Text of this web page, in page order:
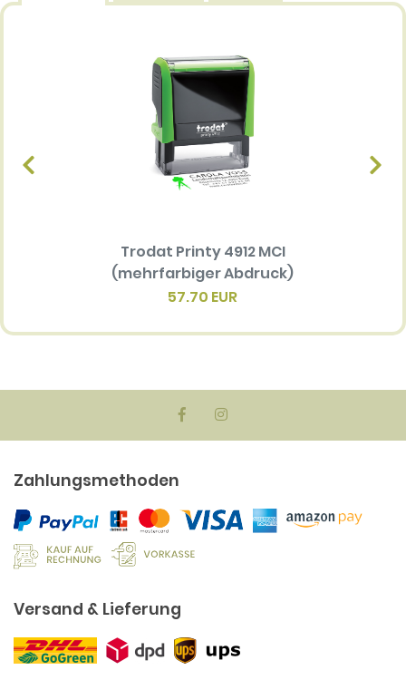
Trodat Printy 4912 MCI
(mehrfarbiger Abdruck)
57.70 EUR
Zahlungsmethoden
Versand & Lieferung